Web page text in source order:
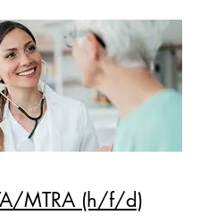
MTRA (h/f/d)